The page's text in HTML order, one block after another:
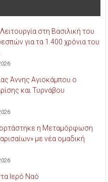
στη Βασιλική του
για τα 1.400 χρόνια του
Άννης Αγιοκάμπου ο
και Τυρνάβου
η Μεταμόρφωση
με νέα ομαδική
Ιερό Ναό